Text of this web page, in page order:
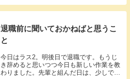
退職前に聞いておかねばと思うこ
と
今日はラス2。明後日で退職です。もうじ
き辞めると思いつつ今日も新しい作業を教
わりました。先輩と組んだ日は、少しでも